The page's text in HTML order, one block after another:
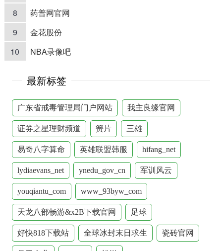
8
药普网官网
9
金花股份
10
NBA录像吧
最新标签
广东省戒毒管理局门户网站 我主良缘官网
证券之星理财频道 簧片 三雄
易奇八字算命 英雄联盟韩服 hifang_net
lydiaevans_net ynedu_gov_cn 军训风云
youqiantu_com www_93byw_com
天龙八部畅游&x2B下载官网 足球
好快818下载站 全球冰封末日求生 瓷砖官网